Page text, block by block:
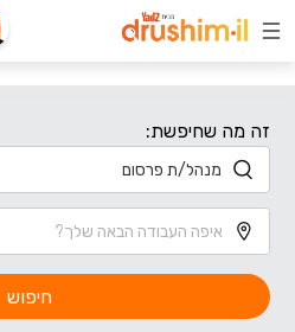
זה מה שחיפשת:
חיפוש